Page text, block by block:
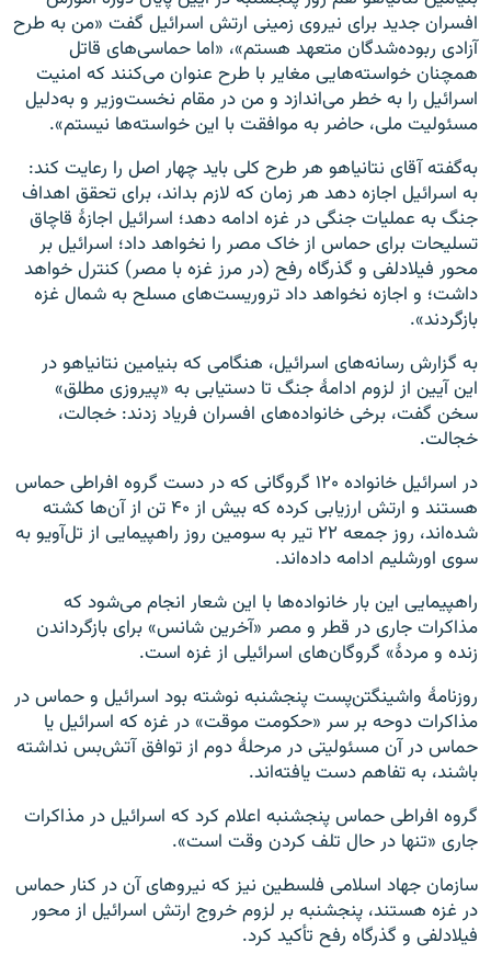
افسران جدید برای نیروی زمینی ارتش اسرائیل گفت «من به طرح
آزادی ربوده‌شدگان متعهد هستم»، «اما حماسی‌های قاتل
همچنان خواسته‌هایی مغایر با طرح عنوان می‌کنند که امنیت
اسرائیل را به خطر می‌اندازد و من در مقام نخست‌وزیر و به‌دلیل
مسئولیت ملی، حاضر به موافقت با این خواسته‌ها نیستم».
به‌گفته آقای نتانیاهو هر طرح کلی باید چهار اصل را رعایت کند:
به اسرائیل اجازه دهد هر زمان که لازم بداند، برای تحقق اهداف
جنگ به عملیات جنگی در غزه ادامه دهد؛ اسرائیل اجازهٔ قاچاق
تسلیحات برای حماس از خاک مصر را نخواهد داد؛ اسرائیل بر
محور فیلادلفی و گذرگاه رفح (در مرز غزه با مصر) کنترل خواهد
داشت؛ و اجازه نخواهد داد تروریست‌های مسلح به شمال غزه
بازگردند».
به گزارش رسانه‌های اسرائیل، هنگامی که بنیامین نتانیاهو در
این آیین از لزوم ادامهٔ جنگ تا دستیابی به «پیروزی مطلق»
سخن گفت، برخی خانواده‌های افسران فریاد زدند: خجالت،
خجالت.
در اسرائیل خانواده ۱۲۰ گروگانی که در دست گروه افراطی حماس
هستند و ارتش ارزیابی کرده که بیش از ۴۰ تن از آن‌ها کشته
شده‌اند، روز جمعه ۲۲ تیر به سومین روز راهپیمایی از تل‌آویو به
سوی اورشلیم ادامه داده‌اند.
راهپیمایی این بار خانواده‌ها با این شعار انجام می‌شود که
مذاکرات جاری در قطر و مصر «آخرین شانس» برای بازگرداندن
زنده و مردهٔ» گروگان‌های اسرائیلی از غزه است.
روزنامهٔ واشینگتن‌پست پنجشنبه نوشته بود اسرائیل و حماس در
مذاکرات دوحه بر سر «حکومت موقت» در غزه که اسرائیل یا
حماس در آن مسئولیتی در مرحلهٔ دوم از توافق آتش‌بس نداشته
باشند، به تفاهم دست یافته‌اند.
گروه افراطی حماس پنجشنبه اعلام کرد که اسرائیل در مذاکرات
جاری «تنها در حال تلف کردن وقت است».
سازمان جهاد اسلامی فلسطین نیز که نیروهای آن در کنار حماس
در غزه هستند، پنجشنبه بر لزوم خروج ارتش اسرائیل از محور
فیلادلفی و گذرگاه رفح تأکید کرد.